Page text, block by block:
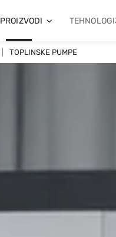
PROIZVODI
TOPLINSKE PUMPE